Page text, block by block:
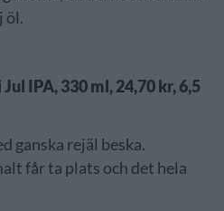
öl.
IPA, 330 ml, 24,70 kr, 6,5
ganska rejäl beska.
får ta plats och det hela